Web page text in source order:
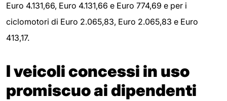
Euro 4.131,66, Euro 4.131,66 e Euro 774,69 e per i
ciclomotori di Euro 2.065,83, Euro 2.065,83 e Euro
413,17.
I veicoli concessi in uso
promiscuo ai dipendenti